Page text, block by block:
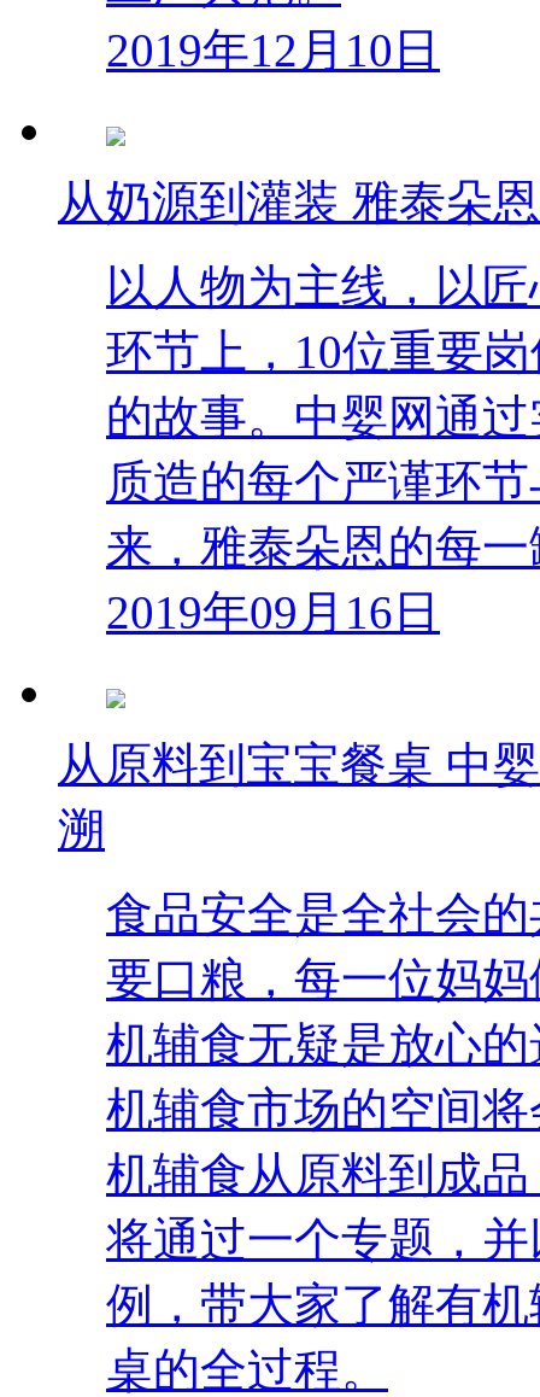
2019年12月10日
从奶源到灌装 雅泰朵
以人物为主线，以
环节上，10位重要
的故事。中婴网通
质造的每个严谨环
来，雅泰朵恩的每
2019年09月16日
从原料到宝宝餐桌 中
溯
食品安全是全社会
要口粮，每一位妈
机辅食无疑是放心
机辅食市场的空间
机辅食从原料到成
将通过一个专题，
例，带大家了解有
桌的全过程。